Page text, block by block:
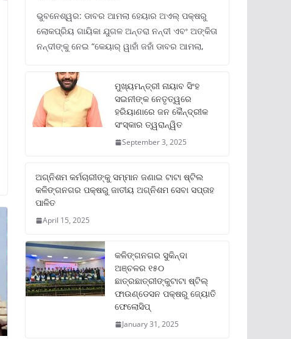
ଭୁବନେଶ୍ୱର: ଡାବର ଆମଲା ହେୟାର ଅଏଲ୍ ପକ୍ଷରୁ
ଲୋକପ୍ରିୟ ଗାୟିକା ଯୁଗଳ ଅନ୍ତରା ନନ୍ଦୀ ଏବଂ ଅଙ୍କିତା
ନନ୍ଦୀଙ୍କୁ ନେଇ “କେୟାର୍ ୱାହାଁ ଜହାଁ ଡାବର ଆମଲା,
ମୁଖ୍ୟମନ୍ତ୍ରୀ ନାୟାବ ସିଂହ
ସଇନୀଙ୍କ ନେତୃତ୍ୱରେ
ହରିୟାଣାରେ ଜନ କୈନ୍ଦ୍ରୀକ
ସଂସ୍କାର ତ୍ୱରାନ୍ୱିତ
September 3, 2025
ଅଗ୍ନିଶମ କର୍ମଚାରୀଙ୍କୁ ସମ୍ମାନ ଜଣାଇ ଟାଟା ଷ୍ଟିଲ
କଳିଙ୍ଗନଗର ପକ୍ଷରୁ ଜାତୀୟ ଅଗ୍ନିଶମ ସେବା ସପ୍ତାହ
ପାଳିତ
April 15, 2025
କଳିଙ୍ଗନଗର ସୁକିନ୍ଦା
ଅଞ୍ଚଳର ୧୫୦
ଛାତ୍ରଛାତ୍ରୀଙ୍କୁଟାଟା ଷ୍ଟିଲ୍
ଫାଉଣ୍ଡେସନ ପକ୍ଷରୁ ଜ୍ୟୋତି
ଫେଲୋସିପ୍‌
January 31, 2025